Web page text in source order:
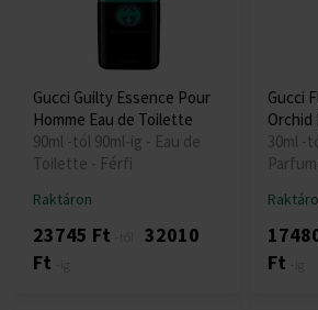
Gucci Guilty Essence Pour
Homme Eau de Toilette
90ml -tól 90ml-ig - Eau de
Toilette - Férfi
Raktáron
23745 Ft
32010
Ft
Gucci
Orchid
30ml -
Ft